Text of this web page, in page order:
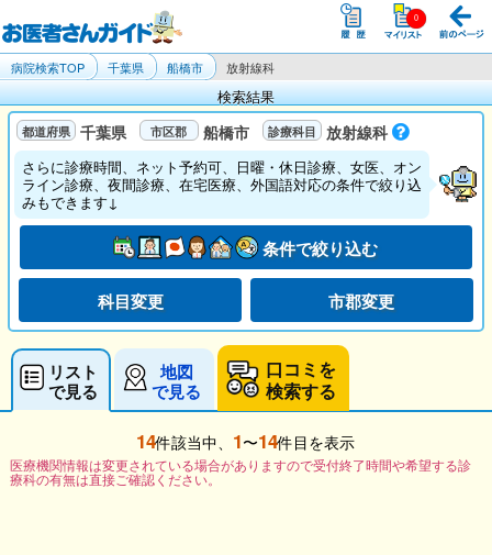
病院検索TOP 千葉県 船橋市 放射線科
検索結果
千葉県 船橋市 放射線科
さらに診療時間、ネット予約可、日曜・休日診療、女医、オン
ライン診療、夜間診療、在宅医療、外国語対応の条件で絞り込
みもできます↓
条件で絞り込む
科目変更 市郡変更
リスト
で見る
地図
で見る
口コミを
検索する
14件該当中、 1〜14件目を表示
医療機関情報は変更されている場合がありますので受付終了時間や希望する診
療科の有無は直接ご確認ください。